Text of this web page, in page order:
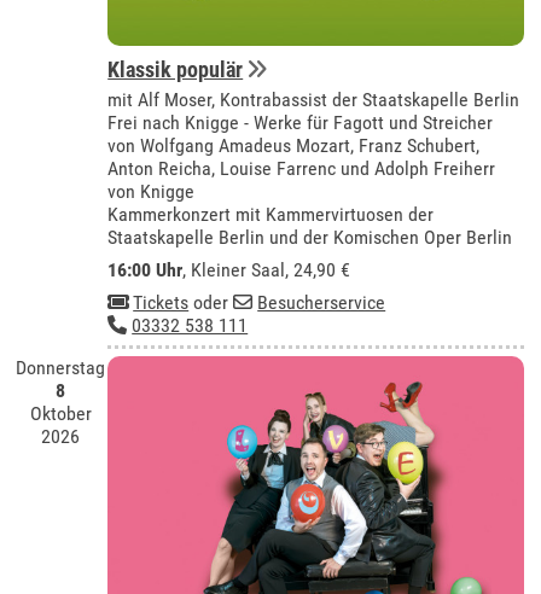
Klassik populär
mit Alf Moser, Kontrabassist der Staatskapelle Berlin
Frei nach Knigge - Werke für Fagott und Streicher
von Wolfgang Amadeus Mozart, Franz Schubert,
Anton Reicha, Louise Farrenc und Adolph Freiherr
von Knigge
Kammerkonzert mit Kammervirtuosen der
Staatskapelle Berlin und der Komischen Oper Berlin
16:00 Uhr, Kleiner Saal, 24,90 €
Tickets oder
Besucherservice
03332 538 111
Donnerstag
8
Oktober
2026